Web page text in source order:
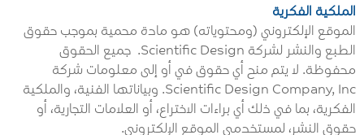
الملكية الفكرية
الموقع الإلكتروني (ومحتوياته) هو مادة محمية بموجب حقوق
الطبع والنشر لشركة Scientific Design. جميع الحقوق
محفوظة. لا يتم منح أي حقوق في أو إلى معلومات شركة
Scientific Design Company, Inc. وبياناتها الفنية، والملكية
الفكرية، بما في ذلك أي براءات الاختراع، أو العلامات التجارية، أو
حقوق النشر، لمستخدمي الموقع الإلكتروني.